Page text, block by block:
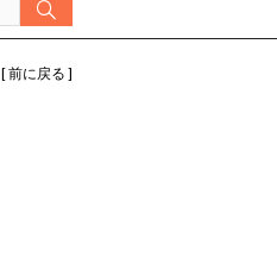
[ 前に戻る ]